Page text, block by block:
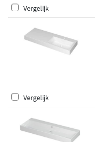
Vergelijk
Vergelijk